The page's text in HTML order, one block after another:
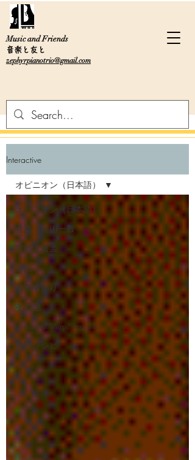
Music and Friends
音楽と友と
zephyrpianotrio@gmail.com
Interactive
オピニオン（日本語）
音楽・芸術一般
映画と著書
自然
編集者より
その他
Classical Music Insights
料理レシピ
オピニオン（日本語）